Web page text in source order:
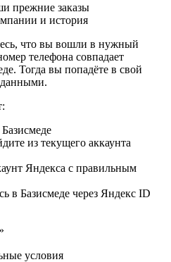
прежние заказы
и история
что вы вошли в нужный
телефона совпадает
Тогда вы попадёте в свой
из текущего аккаунта
Яндекса с правильным
в Базисмеде через Яндекс ID
условия